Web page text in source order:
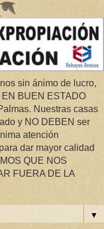
sin ánimo de lucro,
BUEN ESTADO
Nuestras casas
y NO DEBEN ser
atención
dar mayor calidad
QUE NOS
FUERA DE LA
▼